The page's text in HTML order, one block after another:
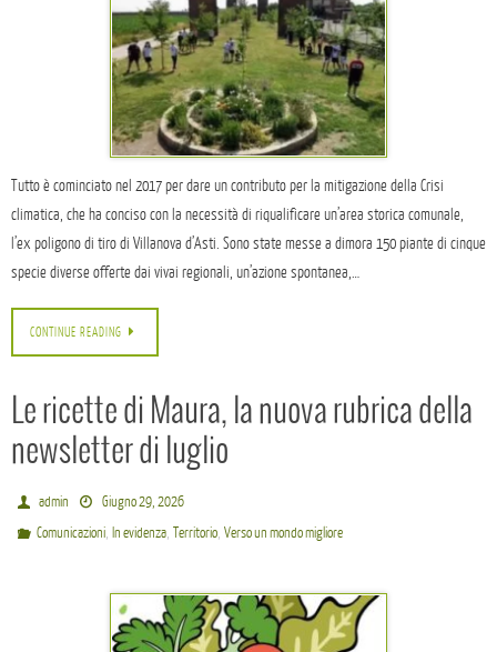
Tutto è cominciato nel 2017 per dare un contributo per la mitigazione della Crisi
climatica, che ha conciso con la necessità di riqualificare un’area storica comunale,
l’ex poligono di tiro di Villanova d’Asti. Sono state messe a dimora 150 piante di cinque
specie diverse offerte dai vivai regionali, un’azione spontanea,…
CONTINUE READING
Le ricette di Maura, la nuova rubrica della
newsletter di luglio
admin
Giugno 29, 2026
Comunicazioni,In evidenza,Territorio,Verso un mondo migliore